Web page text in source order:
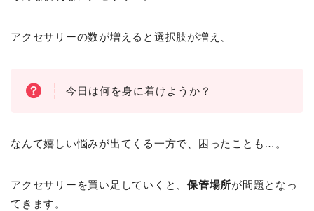
アクセサリーの数が増えると選択肢が増え、
今日は何を身に着けようか？
なんて嬉しい悩みが出てくる一方で、困ったことも…。
アクセサリーを買い足していくと、保管場所が問題となっ
てきます。